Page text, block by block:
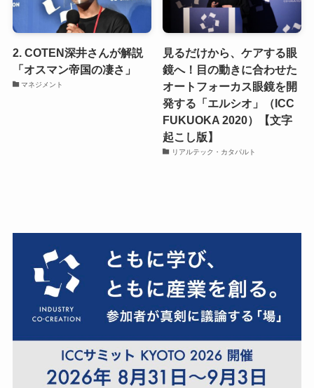
2. COTEN深井さんが解説
「オスマン帝国の凄さ」
マネジメント
見るだけから、ケアする眼
鏡へ！目の動きに合わせた
オートフォーカス眼鏡を開
発する「エルシオ」（ICC
FUKUOKA 2020）【文字
起こし版】
リアルテック・カタパルト